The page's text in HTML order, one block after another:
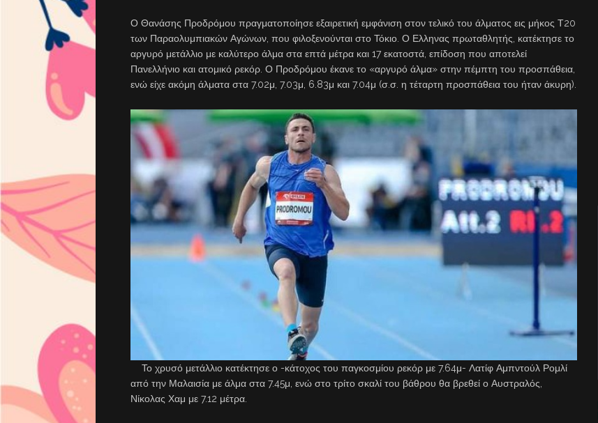
Ο Θανάσης Προδρόμου πραγματοποίησε εξαιρετική εμφάνιση στον τελικό του άλματος εις μήκος Τ20
των Παραολυμπιακών Αγώνων, που φιλοξενούνται στο Τόκιο. Ο Ελληνας πρωταθλητής, κατέκτησε το
αργυρό μετάλλιο με καλύτερο άλμα στα επτά μέτρα και 17 εκατοστά, επίδοση που αποτελεί
Πανελλήνιο και ατομικό ρεκόρ. Ο Προδρόμου έκανε το «αργυρό άλμα» στην πέμπτη του προσπάθεια,
ενώ είχε ακόμη άλματα στα 7.02μ, 7.03μ, 6.83μ και 7.04μ (σ.σ. η τέταρτη προσπάθεια του ήταν άκυρη).
Το χρυσό μετάλλιο κατέκτησε ο -κάτοχος του παγκοσμίου ρεκόρ με 7.64μ- Λατίφ Αμπντούλ Ρομλί
από την Μαλαισία με άλμα στα 7.45μ, ενώ στο τρίτο σκαλί του βάθρου θα βρεθεί ο Αυστραλός,
Νίκολας Χαμ με 7.12 μέτρα.